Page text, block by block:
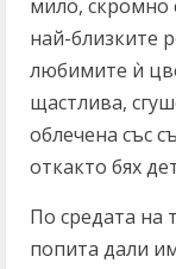
мило, скромно
най-близките
любимите ѝ
щастлива,
облечена със
откакто бях
По средата на
попита дали